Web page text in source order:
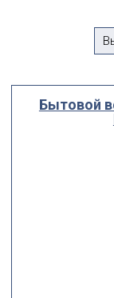
С
Выберите...
Бытовой